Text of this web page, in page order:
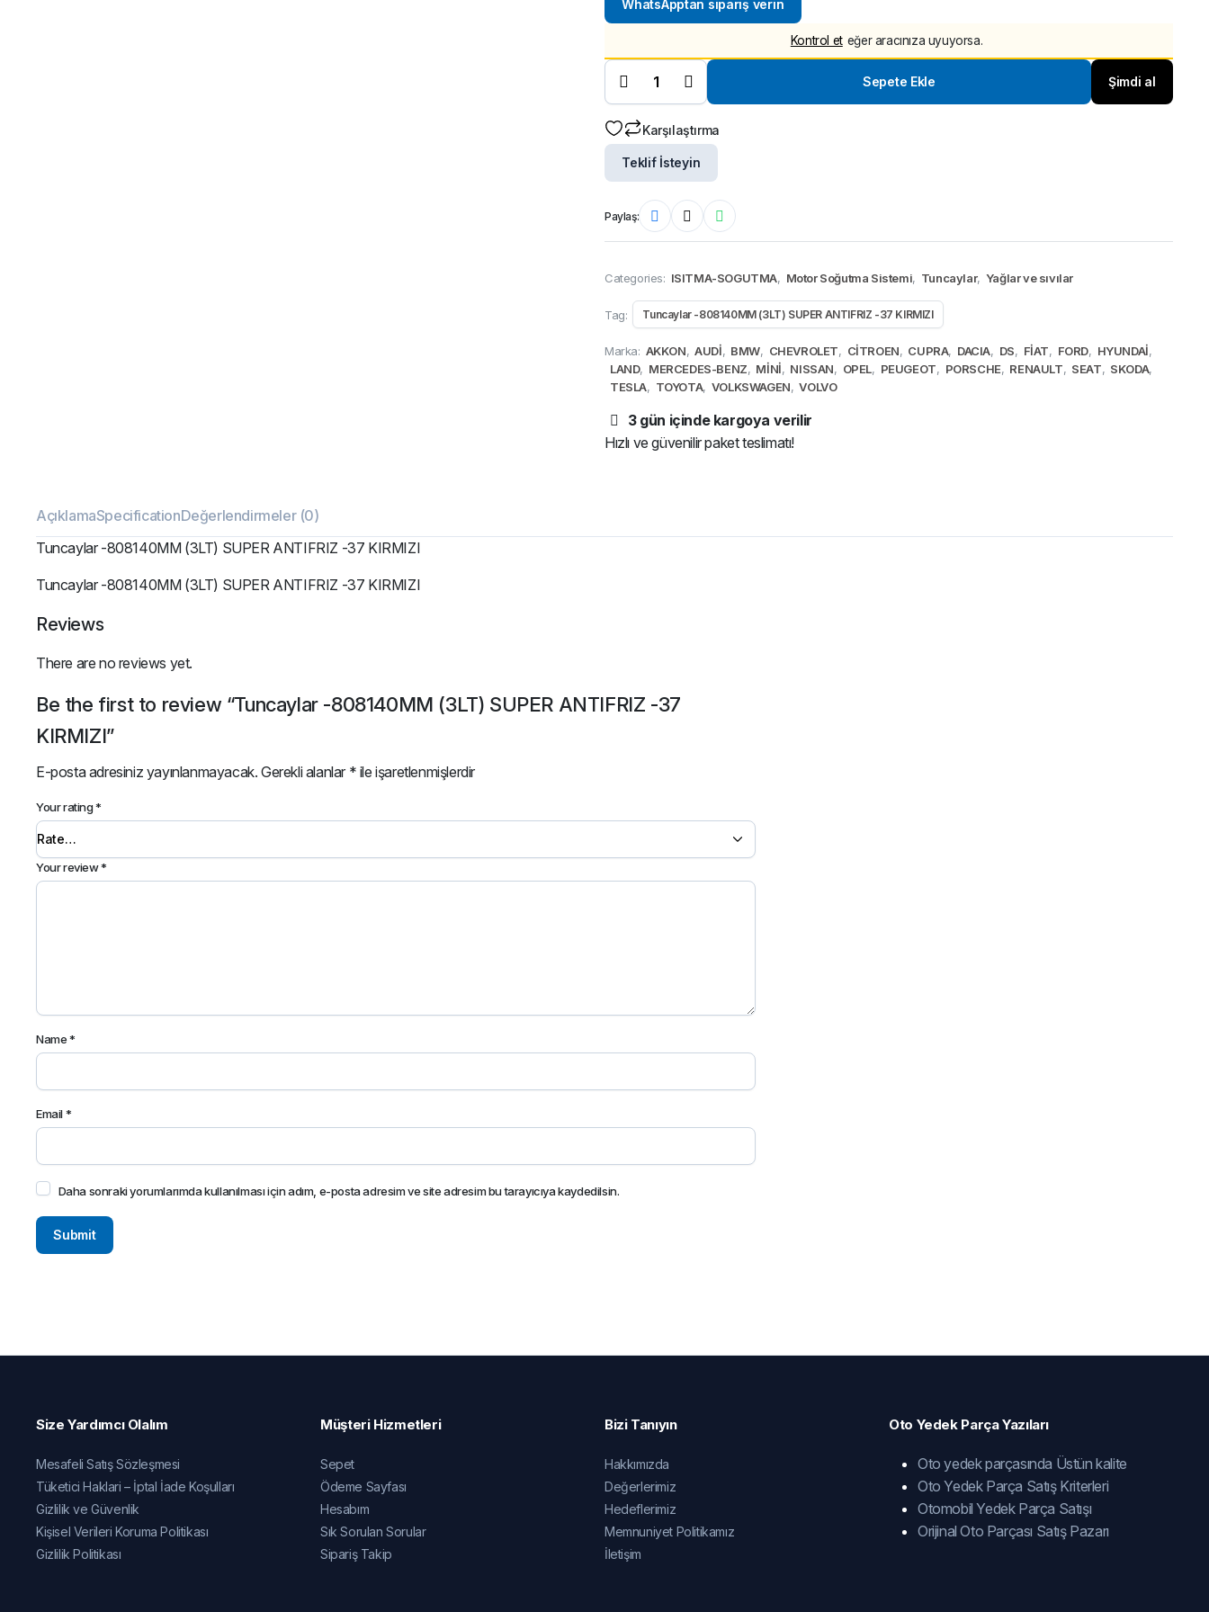
255545857R
1.750,00
1.500,00₺
420,00₺.
fiyat:
320,00₺.
WhatsApptan sipariş verin
Kontrol et eğer aracınıza uyuyorsa.
-808140MM
(3LT) SUPER
ANTIFRIZ
-37 KIRMIZI
Sepete Ekle Şimdi al
Karşılaştırma
Teklif İsteyin
Paylaş:
Categories: ISITMA-SOGUTMA, Motor Soğutma Sistemi, Tuncaylar, Yağlar ve sıvılar
Tag: Tuncaylar -808140MM (3LT) SUPER ANTIFRIZ -37 KIRMIZI
Marka: AKKON, AUDİ, BMW, CHEVROLET, CİTROEN, CUPRA, DACIA, DS, FİAT, FORD, HYUNDAİ,
LAND, MERCEDES-BENZ, MİNİ, NISSAN, OPEL, PEUGEOT, PORSCHE, RENAULT, SEAT, SKODA,
TESLA, TOYOTA, VOLKSWAGEN, VOLVO
3 gün içinde kargoya verilir
Hızlı ve güvenilir paket teslimatı!
AçıklamaSpecificationDeğerlendirmeler (0)
Tuncaylar -808140MM (3LT) SUPER ANTIFRIZ -37 KIRMIZI
Tuncaylar -808140MM (3LT) SUPER ANTIFRIZ -37 KIRMIZI
Reviews
There are no reviews yet.
Be the first to review “Tuncaylar -808140MM (3LT) SUPER ANTIFRIZ -37
KIRMIZI”
E-posta adresiniz yayınlanmayacak. Gerekli alanlar * ile işaretlenmişlerdir
Your rating*
Your review*
Name*
Email*
Daha sonraki yorumlarımda kullanılması için adım, e-posta adresim ve site adresim bu tarayıcıya kaydedilsin.
Size Yardımcı Olalım
Mesafeli Satış Sözleşmesi
Tüketici Haklari – İptal İade Koşulları
Gizlilik ve Güvenlik
Kişisel Verileri Koruma Politikası
Gizlilik Politikası
Müşteri Hizmetleri
Sepet
Ödeme Sayfası
Hesabım
Sık Sorulan Sorular
Sipariş Takip
Bizi Tanıyın
Hakkımızda
Değerlerimiz
Hedeflerimiz
Memnuniyet Politikamız
İletişim
Oto Yedek Parça Yazıları
Oto yedek parçasında Üstün kalite
Oto Yedek Parça Satış Kriterleri
Otomobil Yedek Parça Satışı
Orijinal Oto Parçası Satış Pazarı